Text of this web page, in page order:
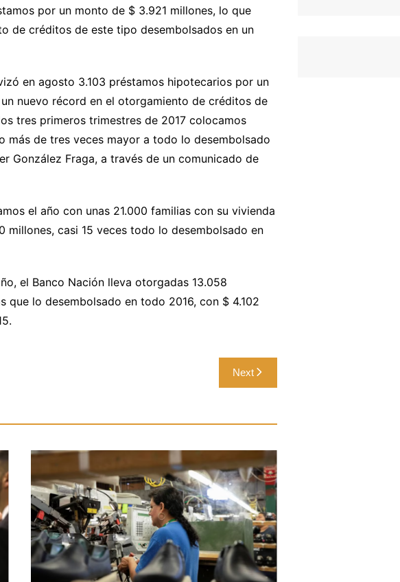
por un monto de $ 3.921 millones, lo que
de créditos de este tipo desembolsados en un
en agosto 3.103 préstamos hipotecarios por un
nuevo récord en el otorgamiento de créditos de
tres primeros trimestres de 2017 colocamos
más de tres veces mayor a todo lo desembolsado
González Fraga, a través de un comunicado de
el año con unas 21.000 familias con su vivienda
casi 15 veces todo lo desembolsado en
el Banco Nación lleva otorgadas 13.058
que lo desembolsado en todo 2016, con $ 4.102
Next